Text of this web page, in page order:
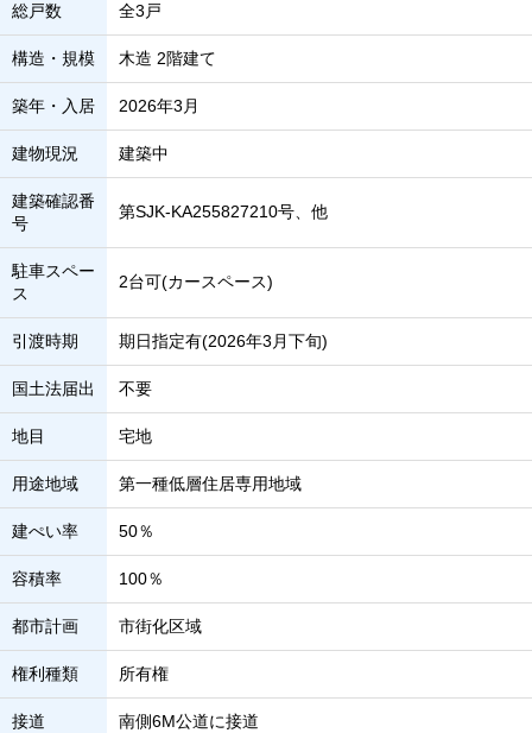
総戸数 全3戸
構造・規模 木造 2階建て
築年・入居 2026年3月
建物現況 建築中
建築確認番
号
第SJK-KA255827210号、他
駐車スペー
ス
2台可(カースペース)
引渡時期 期日指定有(2026年3月下旬)
国土法届出 不要
地目 宅地
用途地域 第一種低層住居専用地域
建ぺい率 50％
容積率 100％
都市計画 市街化区域
権利種類 所有権
接道 南側6M公道に接道